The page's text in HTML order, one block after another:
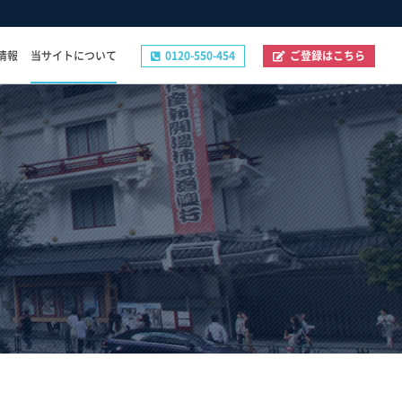
報 当サイトについて
その他
ご登録フォーム
お問い合わせフォーム
企業の採用ご担当者様へ
プライバシーポリシー
0120-550-454 ご登録はこちら